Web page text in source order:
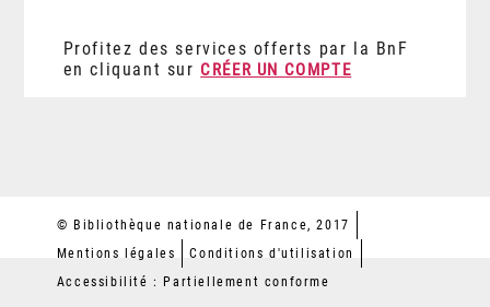
Profitez des services offerts par la BnF
en cliquant sur CRÉER UN COMPTE
© Bibliothèque nationale de France, 2017
Mentions légales
Conditions d'utilisation
Accessibilité : Partiellement conforme